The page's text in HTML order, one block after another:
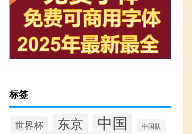
标签
世界杯 东京 中国 中国队